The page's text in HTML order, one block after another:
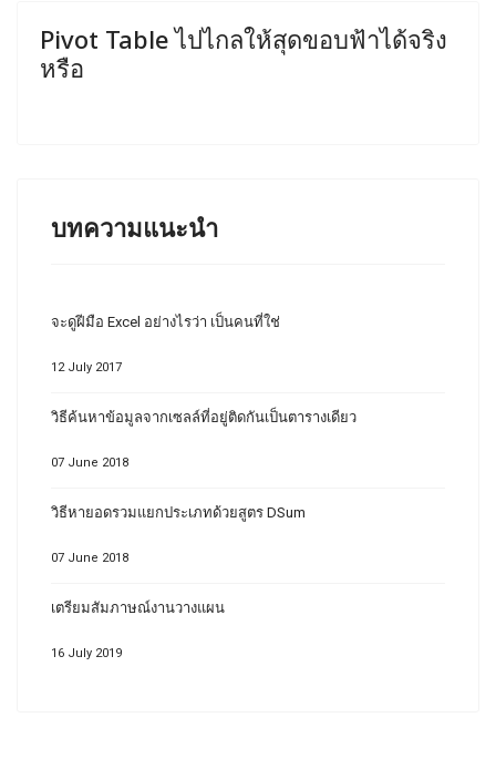
Pivot Table ไปไกลให้สุดขอบฟ้าได้จริง
หรือ
บทความแนะนำ
จะดูฝีมือ Excel อย่างไรว่า เป็นคนที่ใช่
12 July 2017
วิธีค้นหาข้อมูลจากเซลล์ที่อยู่ติดกันเป็นตารางเดียว
07 June 2018
วิธีหายอดรวมแยกประเภทด้วยสูตร DSum
07 June 2018
เตรียมสัมภาษณ์งานวางแผน
16 July 2019